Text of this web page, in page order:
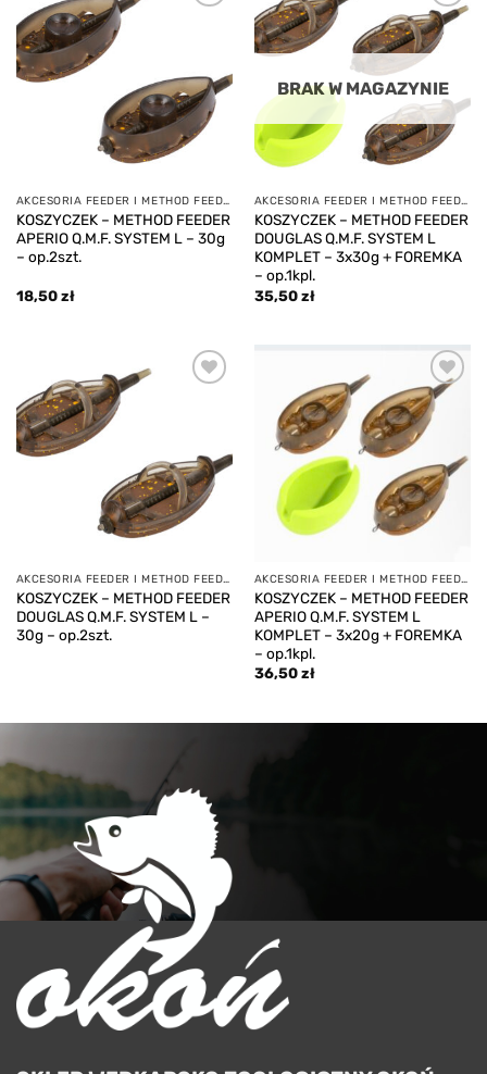
AKCESORIA FEEDER I METHOD FEEDER
KOSZYCZEK – METHOD FEEDER
APERIO Q.M.F. SYSTEM L – 30g
– op.2szt.
18,50zł
Add to
wishlist
BRAK W MAGAZYNIE
AKCESORIA FEEDER I METHOD FEEDER
KOSZYCZEK – METHOD FEEDER
DOUGLAS Q.M.F. SYSTEM L
KOMPLET – 3x30g + FOREMKA
– op.1kpl.
35,50zł
AKCESORIA FEEDER I METHOD FEEDER
KOSZYCZEK – METHOD FEEDER
DOUGLAS Q.M.F. SYSTEM L –
30g – op.2szt.
Add to
wishlist
AKCESORIA FEEDER I METHOD FEEDER
KOSZYCZEK – METHOD FEEDER
APERIO Q.M.F. SYSTEM L
KOMPLET – 3x20g + FOREMKA
– op.1kpl.
36,50zł